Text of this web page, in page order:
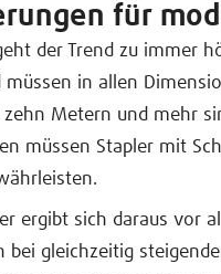
für
der Trend zu immer
müssen in allen
Metern und mehr
müssen Stapler mit
ergibt sich daraus vor
bei gleichzeitig